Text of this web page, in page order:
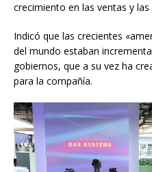
crecimiento en las ventas y
Indicó que las crecientes
del mundo estaban
gobiernos, que a su vez ha
para la compañía.